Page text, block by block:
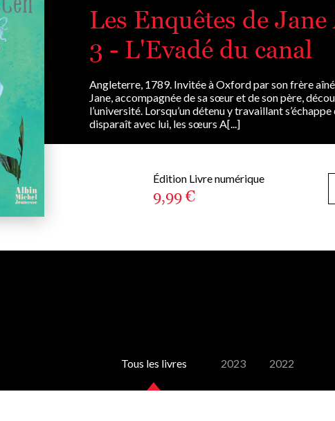
Les Enquêtes de
3 - L'Evadé du canal
Angleterre, 1789. Invitée à Oxford par son frère
Jane, accompagnée de sa sœur et de son père,
l’université. Lorsqu’un détenu y travaillant
disparaît avec lui, les sœurs A[...]
Édition Livre numérique
9,99 €
Tous les livres 2023 2022